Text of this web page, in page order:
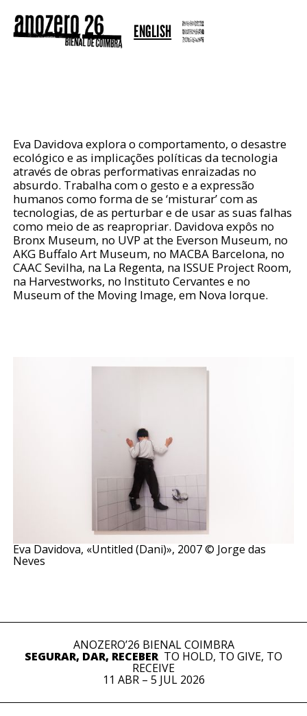
ENGLISH
Eva Davidova explora o comportamento, o desastre
ecológico e as implicações políticas da tecnologia
através de obras performativas enraizadas no
absurdo. Trabalha com o gesto e a expressão
humanos como forma de se ‘misturar’ com as
tecnologias, de as perturbar e de usar as suas falhas
como meio de as reapropriar. Davidova expôs no
Bronx Museum, no UVP at the Everson Museum, no
AKG Buffalo Art Museum, no MACBA Barcelona, no
CAAC Sevilha, na La Regenta, na ISSUE Project Room,
na Harvestworks, no Instituto Cervantes e no
Museum of the Moving Image, em Nova Iorque.
Eva Davidova, «Untitled (Dani)», 2007 © Jorge das
Neves
ANOZERO’26 BIENAL COIMBRA
SEGURAR, DAR, RECEBERTO HOLD, TO GIVE, TO
RECEIVE
11 ABR – 5 JUL 2026